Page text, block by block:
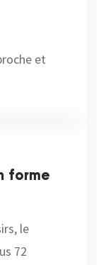
et
forme
le
72